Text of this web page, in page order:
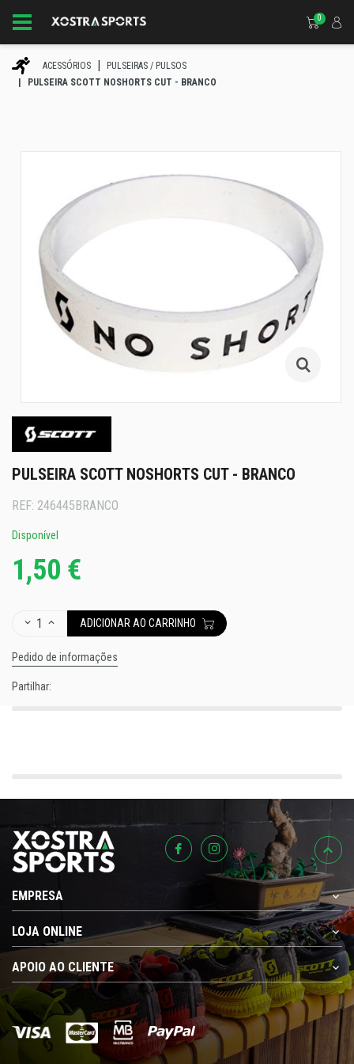
0
ACESSÓRIOS
PULSEIRAS / PULSOS
PULSEIRA SCOTT NOSHORTS CUT - BRANCO
PULSEIRA SCOTT NOSHORTS CUT - BRANCO
REF: 246445BRANCO
Disponível
1,50 €
1 ADICIONAR AO CARRINHO
Pedido de informações
Partilhar:
EMPRESA
LOJA ONLINE
APOIO AO CLIENTE